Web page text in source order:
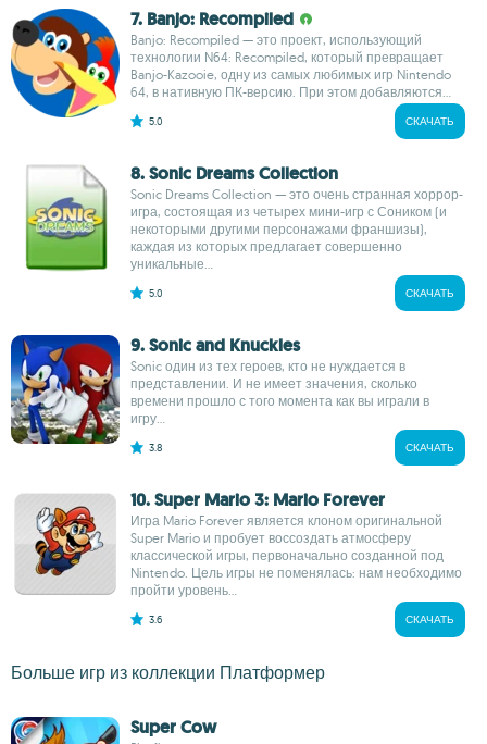
7. Banjo: Recompiled
Banjo: Recompiled — это проект, использующий
технологии N64: Recompiled, который превращает
Banjo-Kazooie, одну из самых любимых игр Nintendo
64, в нативную ПК-версию. При этом добавляются...
5.0 СКАЧАТЬ
8. Sonic Dreams Collection
Sonic Dreams Collection — это очень странная хоррор-
игра, состоящая из четырех мини-игр с Соником (и
некоторыми другими персонажами франшизы),
каждая из которых предлагает совершенно
уникальные...
5.0 СКАЧАТЬ
9. Sonic and Knuckles
Sonic один из тех героев, кто не нуждается в
представлении. И не имеет значения, сколько
времени прошло с того момента как вы играли в
игру...
3.8 СКАЧАТЬ
10. Super Mario 3: Mario Forever
Игра Mario Forever является клоном оригинальной
Super Mario и пробует воссоздать атмосферу
классической игры, первоначально созданной под
Nintendo. Цель игры не поменялась: нам необходимо
пройти уровень...
3.6 СКАЧАТЬ
Больше игр из коллекции Платформер
Super Cow